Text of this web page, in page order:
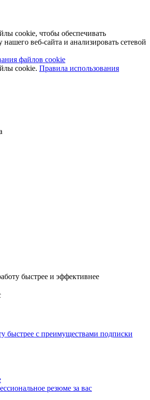
cookie, чтобы обеспечивать
веб-сайта и анализировать сетевой
файлов cookie
cookie. Правила использования
быстрее и эффективнее
быстрее с преимуществами подписки
резюме за вас